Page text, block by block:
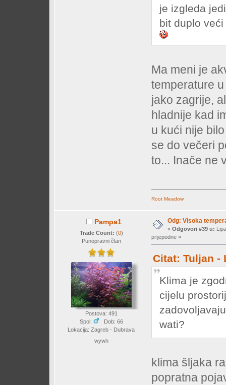
je izgleda
bit duplo
Ma meni je
temperature
jako zagrije,
hladnije kad
u kući nije
se do večeri
to... Inače ne
Root Meadow
Pampa1
Trade Count: (0)
Punopravni član
Postova: 491
Spol:
Dob: 66
Lokacija: Zagreb - Dubrava
wywh
Odg: Visoka
« Odgovori #39 u:
prijepodne »
Citat: Tuljan -
Klima je
cijelu
wati?
klima šljaka
popratna